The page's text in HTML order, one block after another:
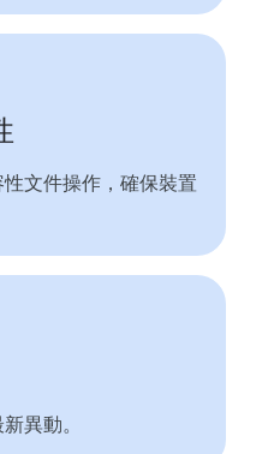
文件操作，確保裝置
異動。